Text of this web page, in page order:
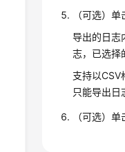
（可选）
导出的日志
志，已选择
支持以CSV
只能导出日
（可选）